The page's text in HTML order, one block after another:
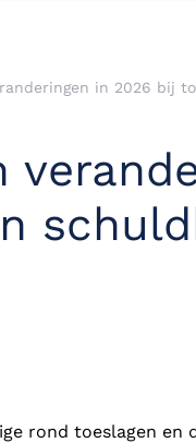
in 2026 bij
rond toeslagen en